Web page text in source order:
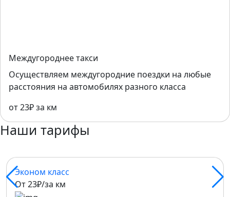
Междугороднее такси
Осуществляем междугородние поездки на любые
расстояния на автомобилях разного класса
от 23₽ за км
Наши тарифы
Эконом класс
От 23₽/за км